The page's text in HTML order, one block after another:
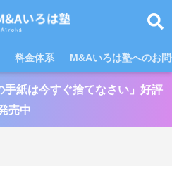
料金体系 M&Aいろは塾へのお
紙は今すぐ捨てなさい」好評
売中